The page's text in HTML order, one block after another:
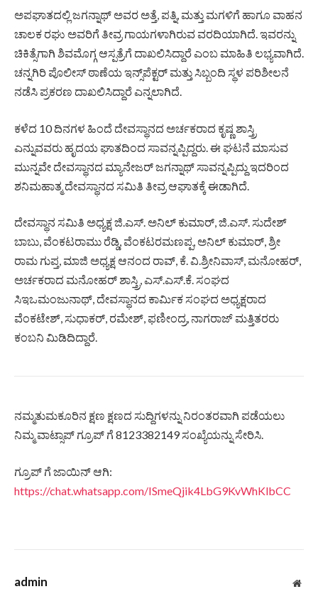
ಅಪಘಾತದಲ್ಲಿ ಜಗನ್ನಾಥ್ ಅವರ ಅತ್ತೆ, ಪತ್ನಿ, ಮತ್ತು ಮಗಳಿಗೆ ಹಾಗೂ ವಾಹನ
ಚಾಲಕ ರಘು ಅವರಿಗೆ ತೀವ್ರ ಗಾಯಗಳಾಗಿರುವ ವರದಿಯಾಗಿದೆ. ಇವರನ್ನು
ಚಿಕಿತ್ಸೆಗಾಗಿ ಶಿವಮೊಗ್ಗ ಆಸ್ಪತ್ರೆಗೆ ದಾಖಲಿಸಿದ್ದಾರೆ ಎಂಬ ಮಾಹಿತಿ ಲಭ್ಯವಾಗಿದೆ.
ಚನ್ನಗಿರಿ ಪೊಲೀಸ್ ಠಾಣೆಯ ಇನ್ಸ್‌ಪೆಕ್ಟರ್ ಮತ್ತು ಸಿಬ್ಬಂದಿ ಸ್ಥಳ ಪರಿಶೀಲನೆ
ನಡೆಸಿ ಪ್ರಕರಣ ದಾಖಲಿಸಿದ್ದಾರೆ ಎನ್ನಲಾಗಿದೆ.
ಕಳೆದ 10 ದಿನಗಳ ಹಿಂದೆ ದೇವಸ್ಥಾನದ ಅರ್ಚಕರಾದ ಕೃಷ್ಣ ಶಾಸ್ತ್ರಿ
ಎನ್ನುವವರು ಹೃದಯ ಘಾತದಿಂದ ಸಾವನ್ನಪ್ಪಿದ್ದರು. ಈ ಘಟನೆ ಮಾಸುವ
ಮುನ್ನವೇ ದೇವಸ್ಥಾನದ ಮ್ಯಾನೇಜರ್ ಜಗನ್ನಾಥ್ ಸಾವನ್ನಪ್ಪಿದ್ದು ಇದರಿಂದ
ಶನಿಮಹಾತ್ಮ ದೇವಸ್ಥಾನದ ಸಮಿತಿ ತೀವ್ರ ಆಘಾತಕ್ಕೆ ಈಡಾಗಿದೆ.
ದೇವಸ್ಥಾನ ಸಮಿತಿ ಅಧ್ಯಕ್ಷ ಜಿ.ಎಸ್. ಅನಿಲ್ ಕುಮಾರ್, ಜಿ.ಎಸ್. ಸುದೇಶ್
ಬಾಬು, ವೆಂಕಟರಾಮು ರೆಡ್ಡಿ, ವೆಂಕಟರಮಣಪ್ಪ, ಅನಿಲ್ ಕುಮಾರ್, ಶ್ರೀ
ರಾಮ ಗುಪ್ತ, ಮಾಜಿ ಅಧ್ಯಕ್ಷ ಆನಂದ ರಾವ್, ಕೆ. ವಿ.ಶ್ರೀನಿವಾಸ್, ಮನೋಹರ್,
ಅರ್ಚಕರಾದ ಮನೋಹರ್ ಶಾಸ್ತ್ರಿ, ಎಸ್.ಎಸ್.ಕೆ. ಸಂಘದ
ಸಿಇಒಮಂಜುನಾಥ್, ದೇವಸ್ಥಾನದ ಕಾರ್ಮಿಕ ಸಂಘದ ಅಧ್ಯಕ್ಷರಾದ
ವೆಂಕಟೇಶ್, ಸುಧಾಕರ್, ರಮೇಶ್, ಫಣೀಂದ್ರ, ನಾಗರಾಜ್ ಮತ್ತಿತರರು
ಕಂಬನಿ ಮಿಡಿದಿದ್ದಾರೆ.
ನಮ್ಮತುಮಕೂರಿನ ಕ್ಷಣ ಕ್ಷಣದ ಸುದ್ದಿಗಳನ್ನು ನಿರಂತರವಾಗಿ ಪಡೆಯಲು
ನಿಮ್ಮ ವಾಟ್ಸಾಪ್ ಗ್ರೂಪ್ ಗೆ 8123382149 ಸಂಖ್ಯೆಯನ್ನು ಸೇರಿಸಿ.
ಗ್ರೂಪ್ ಗೆ ಜಾಯಿನ್ ಆಗಿ:
https://chat.whatsapp.com/ISmeQjik4LbG9KvWhKlbCC
admin